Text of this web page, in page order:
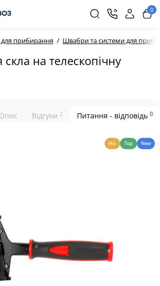
0
для прибирання Швабри та системи для
на телескопічну
Опис Відгуки 2 Питання - відповідь 0
Hit Top New